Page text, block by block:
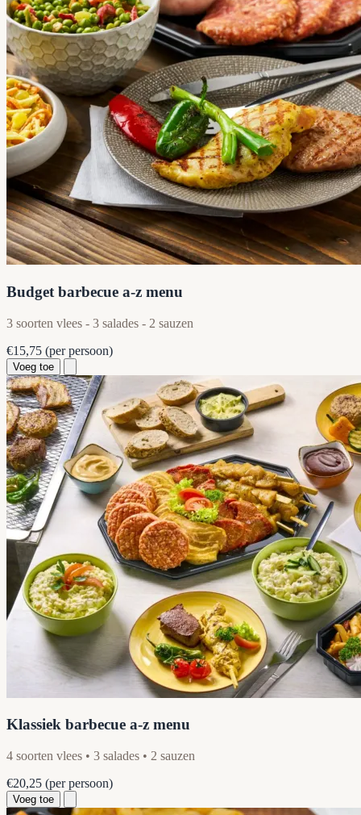
Budget barbecue a-z menu
3 soorten vlees - 3 salades - 2 sauzen
€15,75 (per persoon)
Voeg toe
Klassiek barbecue a-z menu
4 soorten vlees • 3 salades • 2 sauzen
€20,25 (per persoon)
Voeg toe